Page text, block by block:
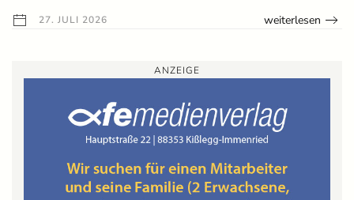
27. JULI 2026 weiterlesen
ANZEIGE